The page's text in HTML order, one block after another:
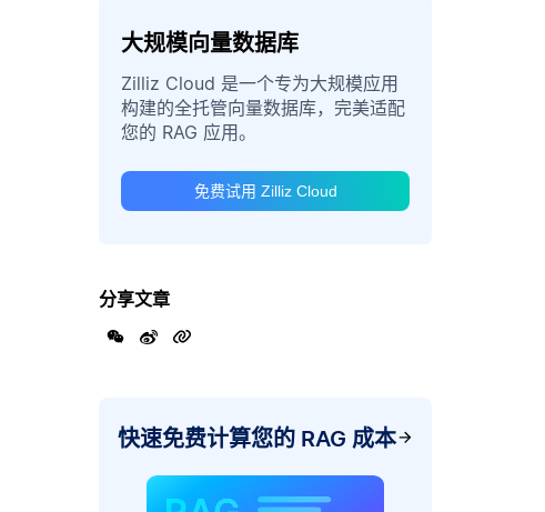
大规模向量数据库
Zilliz Cloud 是一个专为大规模应用
构建的全托管向量数据库，完美适配
您的 RAG 应用。
免费试用 Zilliz Cloud
分享文章
快速免费计算您的 RAG 成本